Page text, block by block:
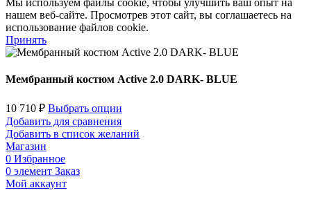
нашем веб-сайте. Просмотрев этот сайт, вы соглашаетесь на
использование файлов cookie.
Принять
Мембранный костюм Active 2.0 DARK- BLUE
10 710 ₽ Выбрать опции
Добавить для сравнения
Добавить в список желаний
Магазин
0 Избранное
0 элемент Заказ
Мой аккаунт